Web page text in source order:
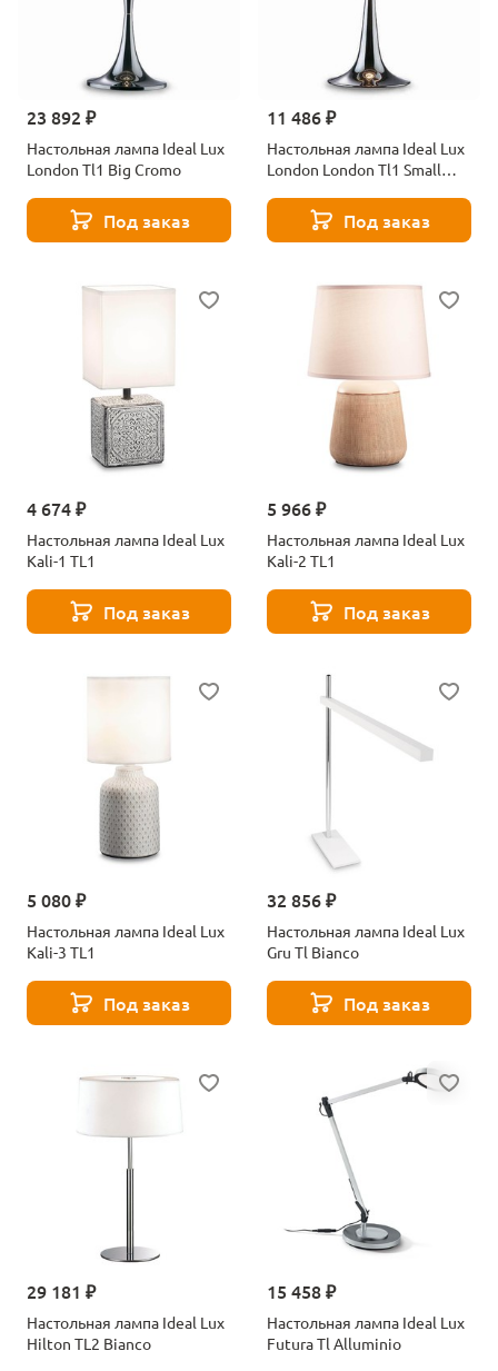
23 892 ₽
Настольная лампа Ideal Lux
London Tl1 Big Cromo
Под заказ
11 486 ₽
Настольная лампа Ideal Lux
London London Tl1 Small
Под заказ
4 674 ₽
Настольная лампа Ideal Lux
Kali-1 TL1
Под заказ
5 966 ₽
Настольная лампа Ideal Lux
Kali-2 TL1
Под заказ
5 080 ₽
Настольная лампа Ideal Lux
Kali-3 TL1
Под заказ
32 856 ₽
Настольная лампа Ideal Lux
Gru Tl Bianco
Под заказ
29 181 ₽
Настольная лампа Ideal Lux
Hilton TL2 Bianco
15 458 ₽
Настольная лампа Ideal Lux
Futura Tl Alluminio